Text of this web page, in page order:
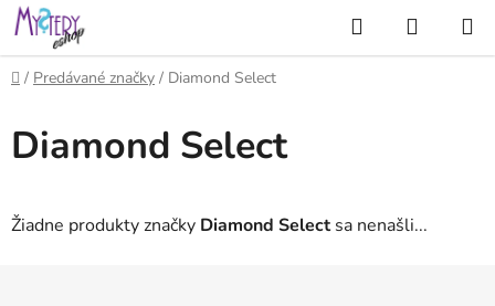
Prejsť
na
obsah
Hľadať
KOŠÍK
Domov
/ Predávané značky / Diamond Select
Diamond Select
Žiadne produkty značky Diamond Selectsa nenašli...